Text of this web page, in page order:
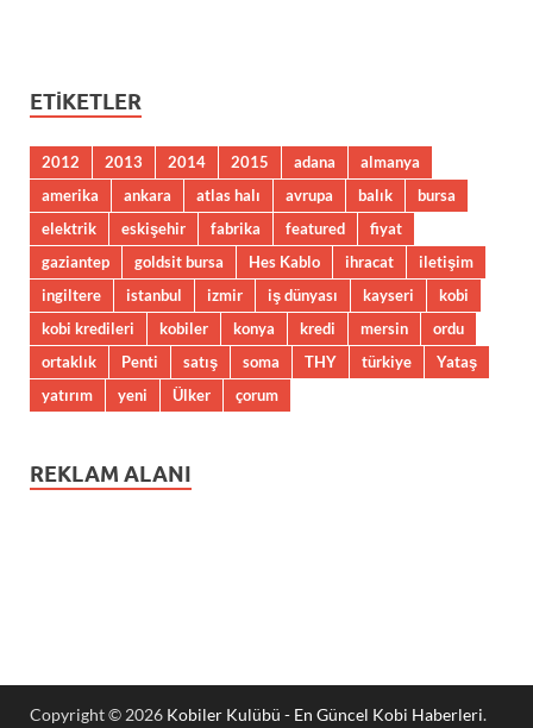
ETIKETLER
2012 2013 2014 2015 adana
almanya
amerika
ankara atlas halı avrupa balık
bursa
elektrik
eskişehir fabrika featured
fiyat
gaziantep
goldsit bursa Hes Kablo ihracat
iletişim
ingiltere
istanbul izmir iş dünyası kayseri
kobi
kobi kredileri
kobiler konya kredi mersin
ordu
ortaklık
Penti satış soma THY türkiye
Yataş
yatırım
yeni Ülker çorum
REKLAM ALANI
Copyright © 2026 Kobiler Kulübü - En Güncel Kobi Haberleri.